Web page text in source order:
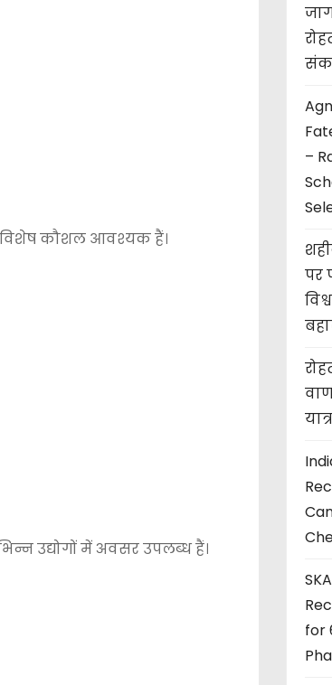
विशेष कौशल आवश्यक हैं।
उद्योगों में अवसर उपलब्ध हैं।
–
पर
for